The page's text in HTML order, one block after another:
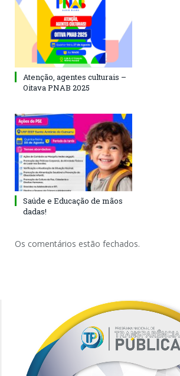
Atenção, agentes culturais –
Oitava PNAB 2025
Saúde e Educação de mãos
dadas!
Os comentários estão fechados.